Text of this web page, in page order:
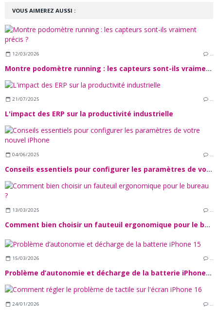
VOUS AIMEREZ AUSSI :
12/03/2026 …
Montre podomètre running : les capteurs sont-ils vraiment précis ?
21/07/2025 …
L'impact des ERP sur la productivité industrielle
04/06/2025 …
Conseils essentiels pour configurer les paramètres de votre nouvel iPhone
13/03/2025 …
Comment bien choisir un fauteuil ergonomique pour le bureau ?
15/03/2026 …
Problème d’autonomie et décharge de la batterie iPhone 15
24/01/2026 …